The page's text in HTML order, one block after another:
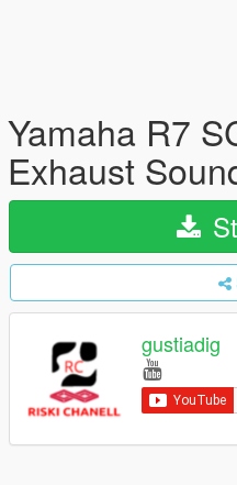
Yamaha R7
Exhaust
gustiadig